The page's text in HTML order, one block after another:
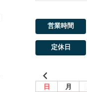
営業時間
定休日
日 月